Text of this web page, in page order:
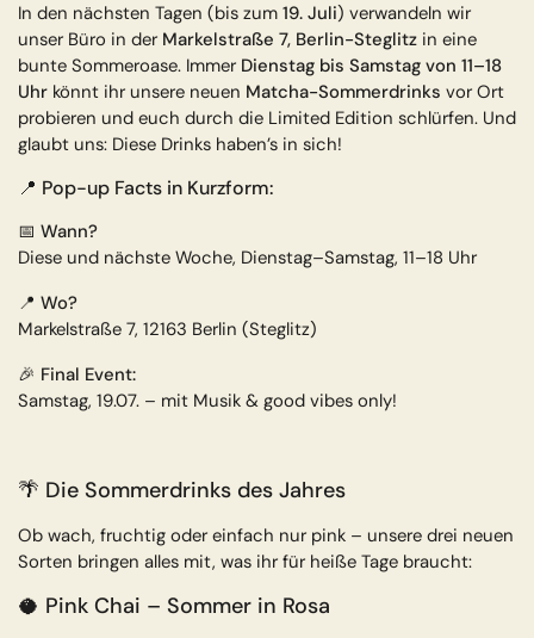
In den nächsten Tagen (bis zum 19. Juli) verwandeln wir
unser Büro in der Markelstraße 7, Berlin-Steglitz in eine
bunte Sommeroase. Immer Dienstag bis Samstag von 11–18
Uhr könnt ihr unsere neuen Matcha-Sommerdrinks vor Ort
probieren und euch durch die Limited Edition schlürfen. Und
glaubt uns: Diese Drinks haben’s in sich!
📍 Pop-up Facts in Kurzform:
📅 Wann?
Diese und nächste Woche, Dienstag–Samstag, 11–18 Uhr
📍 Wo?
Markelstraße 7, 12163 Berlin (Steglitz)
🎉 Final Event:
Samstag, 19.07. – mit Musik & good vibes only!
🌴 Die Sommerdrinks des Jahres
Ob wach, fruchtig oder einfach nur pink – unsere drei neuen
Sorten bringen alles mit, was ihr für heiße Tage braucht:
🥥 Pink Chai – Sommer in Rosa